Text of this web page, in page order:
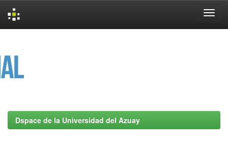
Dspace de la Universidad del Azuay